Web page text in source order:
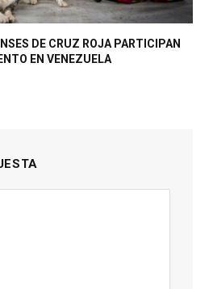
DE CRUZ ROJA PARTICIPAN
EN VENEZUELA